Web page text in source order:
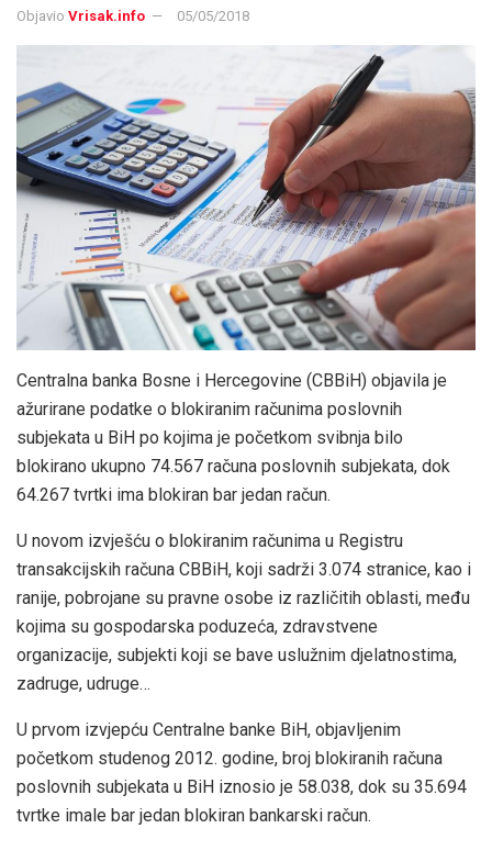
Objavio Vrisak.info 05/05/2018
Centralna banka Bosne i Hercegovine (CBBiH) objavila je
ažurirane podatke o blokiranim računima poslovnih
subjekata u BiH po kojima je početkom svibnja bilo
blokirano ukupno 74.567 računa poslovnih subjekata, dok
64.267 tvrtki ima blokiran bar jedan račun.
U novom izvješću o blokiranim računima u Registru
transakcijskih računa CBBiH, koji sadrži 3.074 stranice, kao i
ranije, pobrojane su pravne osobe iz različitih oblasti, među
kojima su gospodarska poduzeća, zdravstvene
organizacije, subjekti koji se bave uslužnim djelatnostima,
zadruge, udruge…
U prvom izvjepću Centralne banke BiH, objavljenim
početkom studenog 2012. godine, broj blokiranih računa
poslovnih subjekata u BiH iznosio je 58.038, dok su 35.694
tvrtke imale bar jedan blokiran bankarski račun.